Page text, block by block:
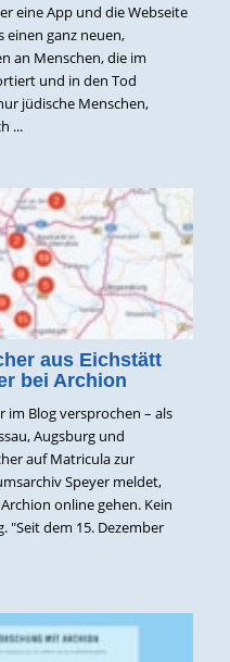
eine App und die Webseite
einen ganz neuen,
an Menschen, die im
und in den Tod
jüdische Menschen,
...
aus Eichstätt
bei Archion
im Blog versprochen – als
Augsburg und
auf Matricula zur
Speyer meldet,
online gehen. Kein
"Seit dem 15. Dezember